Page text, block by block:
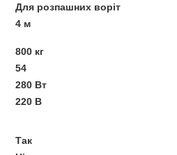
Для розпашних воріт
4 м
800 кг
54
280 Вт
220 В
Так